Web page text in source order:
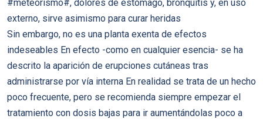
#meteorismo#, dolores de estómago, bronquitis y, en uso
externo, sirve asimismo para curar heridas
Sin embargo, no es una planta exenta de efectos
indeseables En efecto -como en cualquier esencia- se ha
descrito la aparición de erupciones cutáneas tras
administrarse por vía interna En realidad se trata de un hecho
poco frecuente, pero se recomienda siempre empezar el
tratamiento con dosis bajas para ir aumentándolas poco a